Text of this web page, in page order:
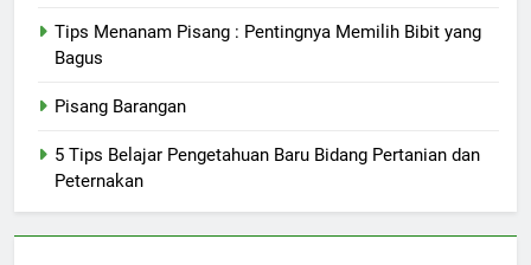
Tips Menanam Pisang : Pentingnya Memilih Bibit yang
Bagus
Pisang Barangan
5 Tips Belajar Pengetahuan Baru Bidang Pertanian dan
Peternakan